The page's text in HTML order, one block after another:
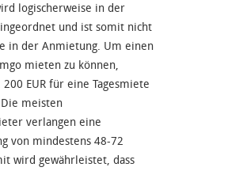
logischerweise in der
und ist somit nicht
in der Anmietung. Um einen
mieten zu können,
EUR für eine Tagesmiete
meisten
verlangen eine
von mindestens 48-72
wird gewährleistet, dass